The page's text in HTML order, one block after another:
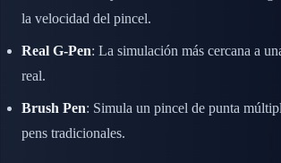
la velocidad del pincel.
Real G-Pen: La simulación más cercana a
real.
Brush Pen: Simula un pincel de punta
pens tradicionales.